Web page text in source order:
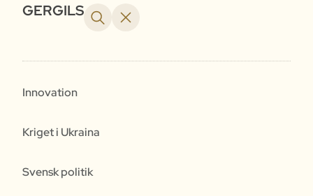
GERGILS
Innovation
Kriget i Ukraina
Svensk politik